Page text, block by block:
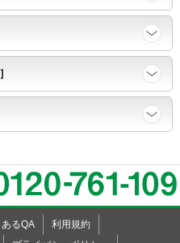
続印刷する。
り
あるQA
利用規約